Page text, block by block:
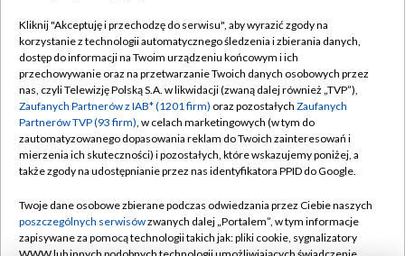
TVP
Abonament TVP
Emisja w TVP
Centrum informacji TVP
Naziemna Telewizja Cyfrowa
Rada Programowa
System NOS
Regulamin TVP
Polityka prywatności
Moje zgody
Pomoc
Kontakt
Kliknij "Akceptuję i przechodzę do serwisu", aby wyrazić zgody na
korzystanie z technologii automatycznego śledzenia i zbierania danych,
dostęp do informacji na Twoim urządzeniu końcowym i ich
przechowywanie oraz na przetwarzanie Twoich danych osobowych przez
nas, czyli Telewizję Polską S.A. w likwidacji (zwaną dalej również „TVP”),
Zaufanych Partnerów z IAB* (1201 firm) oraz pozostałych Zaufanych
Partnerów TVP (93 firm), w celach marketingowych (w tym do
zautomatyzowanego dopasowania reklam do Twoich zainteresowań i
mierzenia ich skuteczności) i pozostałych, które wskazujemy poniżej, a
także zgody na udostępnianie przez nas identyfikatora PPID do Google.
Twoje dane osobowe zbierane podczas odwiedzania przez Ciebie naszych
poszczególnych serwisówzwanych dalej „Portalem”, w tym informacje
zapisywane za pomocą technologii takich jak: pliki cookie, sygnalizatory